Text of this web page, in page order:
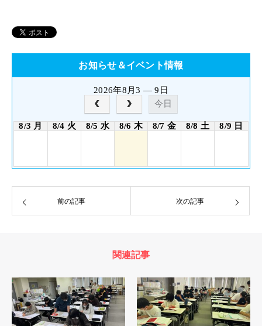
お知らせ＆イベント情報
2026年8月3 — 9日
今日
8/3 月 8/4 火 8/5 水 8/6 木 8/7 金 8/8 土 8/9 日
前の記事 次の記事
関連記事